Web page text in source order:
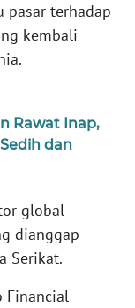
pasar terhadap
kembali
Rawat Inap,
dan
global
dianggap
Serikat.
Financial